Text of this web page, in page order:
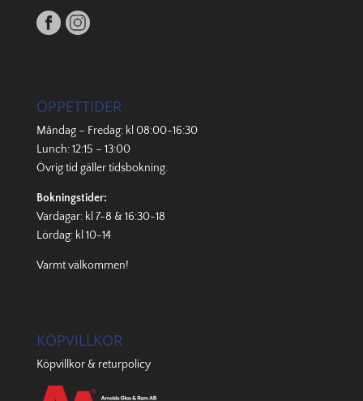
ÖPPETTIDER
Måndag – Fredag: kl 08:00-16:30
Lunch: 12:15 – 13:00
Övrig tid gällertidsbokning.
Bokningstider:
Vardagar: kl 7-8 & 16:30-18
Lördag: kl 10-14
Varmt välkommen!
KÖPVILLKOR
Köpvillkor & returpolicy